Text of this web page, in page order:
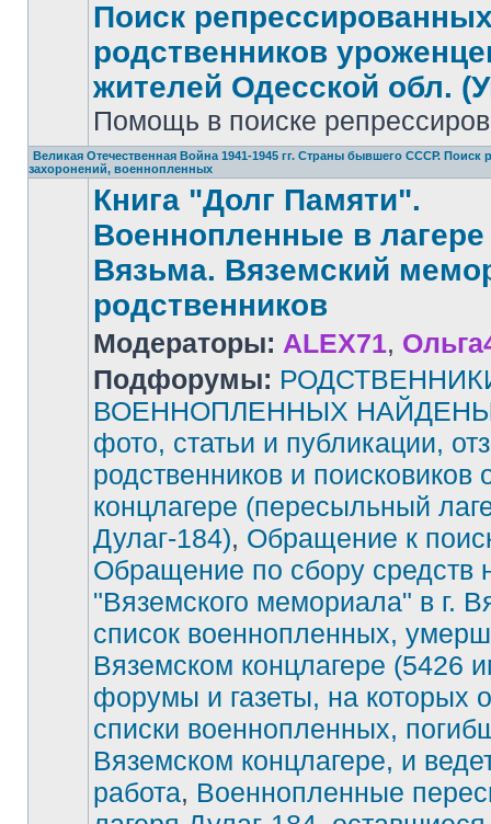
Нет
непрочитанных
сообщений
Поиск
родственников
жителей Одесской обл.
Помощь в поиске
Великая Отечественная Война 1941-1945 гг. Страны бывшего СССР. Поиск
захоронений, военнопленных
Книга "Долг Памяти".
Военнопленные в лагере
Вязьма. Вяземский
родственников
Модераторы: ALEX71,
Подфорумы:
ВОЕННОПЛЕННЫХ
фото, статьи и публикации,
родственников и поисковиков
концлагере (пересыльный
Дулаг-184), Обращение к
Обращение по сбору средств
"Вяземского мемориала" в г.
список военнопленных,
Вяземском концлагере (5426
форумы и газеты, на которых
списки военнопленных,
Вяземском концлагере, и
работа, Военнопленные